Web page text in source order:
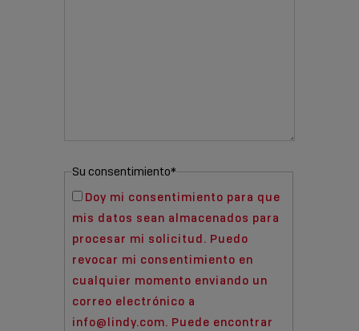
Su consentimiento*
Doy mi consentimiento para que
mis datos sean almacenados para
procesar mi solicitud. Puedo
revocar mi consentimiento en
cualquier momento enviando un
correo electrónico a
info@lindy.com. Puede encontrar